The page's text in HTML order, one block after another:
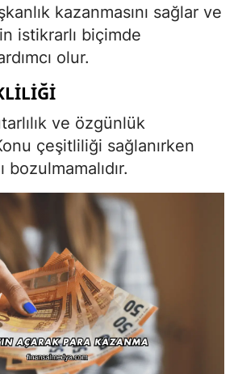
kazanmasını sağlar ve
istikrarlı biçimde
olur.
ve özgünlük
çeşitliliği sağlanırken
bozulmamalıdır.